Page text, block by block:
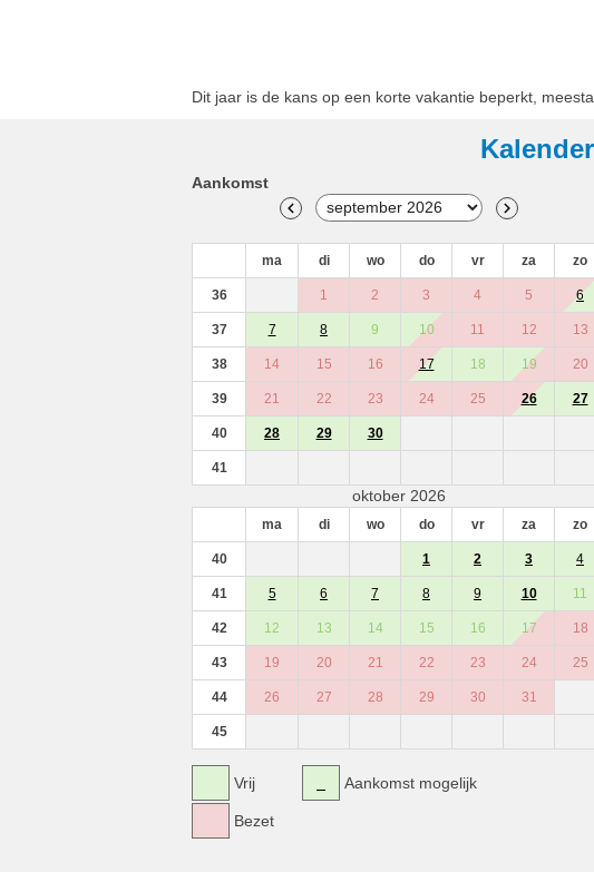
Dit jaar is de kans op een korte vakantie beperkt,
Kalender
Aankomst
ma di wo do vr za zo
36 1 2 3 4 5 6
37 7 8 9 10 11 12 13
38 14 15 16 17 18 19 20
39 21 22 23 24 25 26 27
40 28 29 30
41
oktober 2026
ma di wo do vr za zo
40 1 2 3 4
41 5 6 7 8 9 10 11
42 12 13 14 15 16 17 18
43 19 20 21 22 23 24 25
44 26 27 28 29 30 31
45
Vrij
Bezet
Aankomst mogelijk